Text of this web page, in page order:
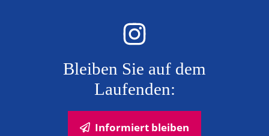
Bleiben Sie auf dem
Laufenden:
Informiert bleiben